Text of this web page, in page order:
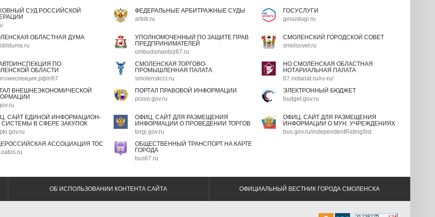
СУД РОССИЙСКОЙ
ФЕДЕРАЛЬНЫЕ АРБИТРАЖНЫЕ СУДЫ
arbitr.ru
ГОСУСЛУГИ
gosuslugi.ru
ОБЛАСТНАЯ ДУМА
УПОЛНОМОЧЕННЫЙ ПО ЗАЩИТЕ ПРАВ
ПРЕДПРИНИМАТЕЛЕЙ
ombudsmanbiz67.ru
СМОЛЕНСКИЙ ГОРОДСКОЙ СОВЕТ
smolsovet.ru
ПО
ОБЛАСТИ
r/67
СМОЛЕНСКАЯ ТОРГОВО-
ПРОМЫШЛЕННАЯ ПАЛАТА
smolenskcci.ru
НО СМОЛЕНСКАЯ ОБЛАСТНАЯ
НОТАРИАЛЬНАЯ ПАЛАТА
67.notariat.ru/ru-ru/
ВНЕШНЕЭКОНОМИЧЕСКОЙ
ПОРТАЛ ПРАВОВОЙ ИНФОРМАЦИИ
pravo.gov.ru
ЭЛЕКТРОННЫЙ БЮДЖЕТ
budget.gov.ru
САЙТ ЕДИНОЙ ИНФОРМАЦИОН-
СИСТЕМЫ В СФЕРЕ ЗАКУПОК
ОФИЦ. САЙТ ДЛЯ РАЗМЕЩЕНИЯ
ИНФОРМАЦИИ О ПРОВЕДЕНИИ ТОРГОВ
torgi.gov.ru
ОФИЦ. САЙТ ДЛЯ РАЗМЕЩЕНИЯ
ИНФОРМАЦИИ О МУН. УЧРЕЖДЕНИЯХ
bus.gov.ru/independentRating/list
АССОЦИАЦИЯ ТОС
ОБЩЕСТВЕННЫЙ ТРАНСПОРТ НА КАРТЕ
ГОРОДА
bus67.ru
ОБ ИСПОЛЬЗОВАНИИ КОНТЕНТА САЙТА ОФИЦИАЛЬНЫЙ ВЕСТНИК ГОРОДА СМОЛЕНСКА